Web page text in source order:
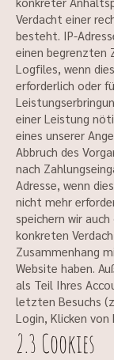
Verdacht einer
besteht. IP-
einen begrenzten
Logfiles, wenn
erforderlich oder
einer Leistung
eines unserer
Abbruch des
nach
Adresse, wenn
nicht mehr
speichern wir
konkreten
Zusammenhang
Website haben.
als Teil Ihres
letzten Besuchs
Login, Klicken von
2.3 Cookies